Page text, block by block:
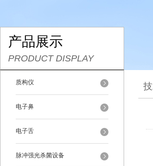
产品展示
PRODUCT DISPLAY
质构仪
电子鼻
电子舌
脉冲强光杀菌设备